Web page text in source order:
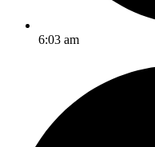
6:03 am